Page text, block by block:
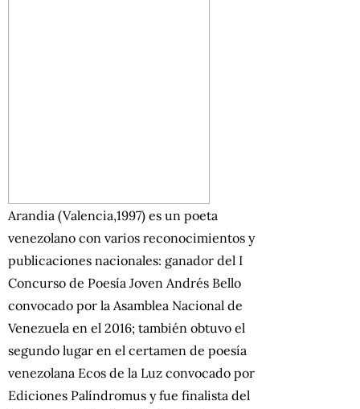
Arandia (Valencia,1997) es un poeta
venezolano con varios reconocimientos y
publicaciones nacionales: ganador del I
Concurso de Poesía Joven Andrés Bello
convocado por la Asamblea Nacional de
Venezuela en el 2016; también obtuvo el
segundo lugar en el certamen de poesía
venezolana Ecos de la Luz convocado por
Ediciones Palíndromus y fue finalista del